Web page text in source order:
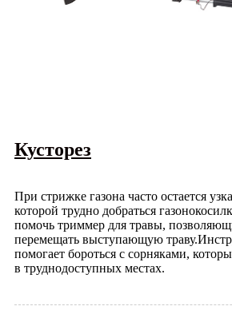
Кусторез
При стрижке газона часто остается
которой трудно добраться
помочь триммер для травы,
перемещать выступающую
помогает бороться с сорняками,
в труднодоступных местах.